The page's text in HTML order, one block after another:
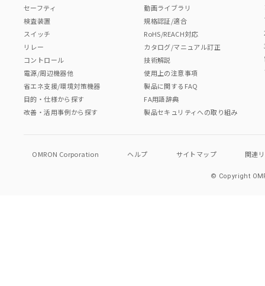
セーフティ
検査装置
スイッチ
リレー
コントロール
電源/周辺機器他
省エネ支援/環境対策機器
目的・仕様から探す
改善・活用事例から探す
動画ライブラリ
規格認証/適合
RoHS/REACH対応
カタログ/マニュアル訂正
技術解説
使用上の注意事項
製品に関するFAQ
FA用語辞典
製品セキュリティへの取り組み
OMRON Corporation ヘルプ サイトマップ 関連
© Copyright